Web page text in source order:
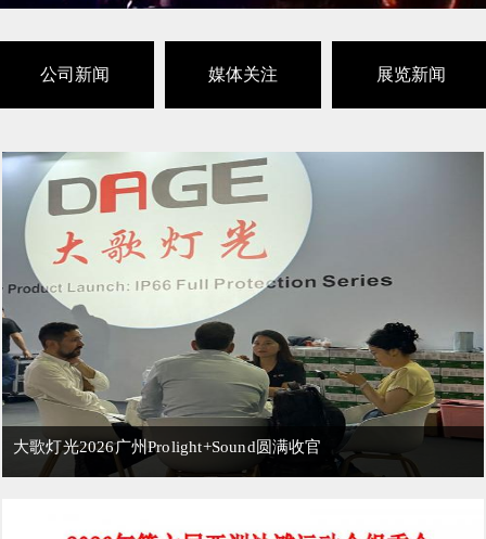
公司新闻 媒体关注 展览新闻
大歌灯光2026广州Prolight+Sound圆满收官